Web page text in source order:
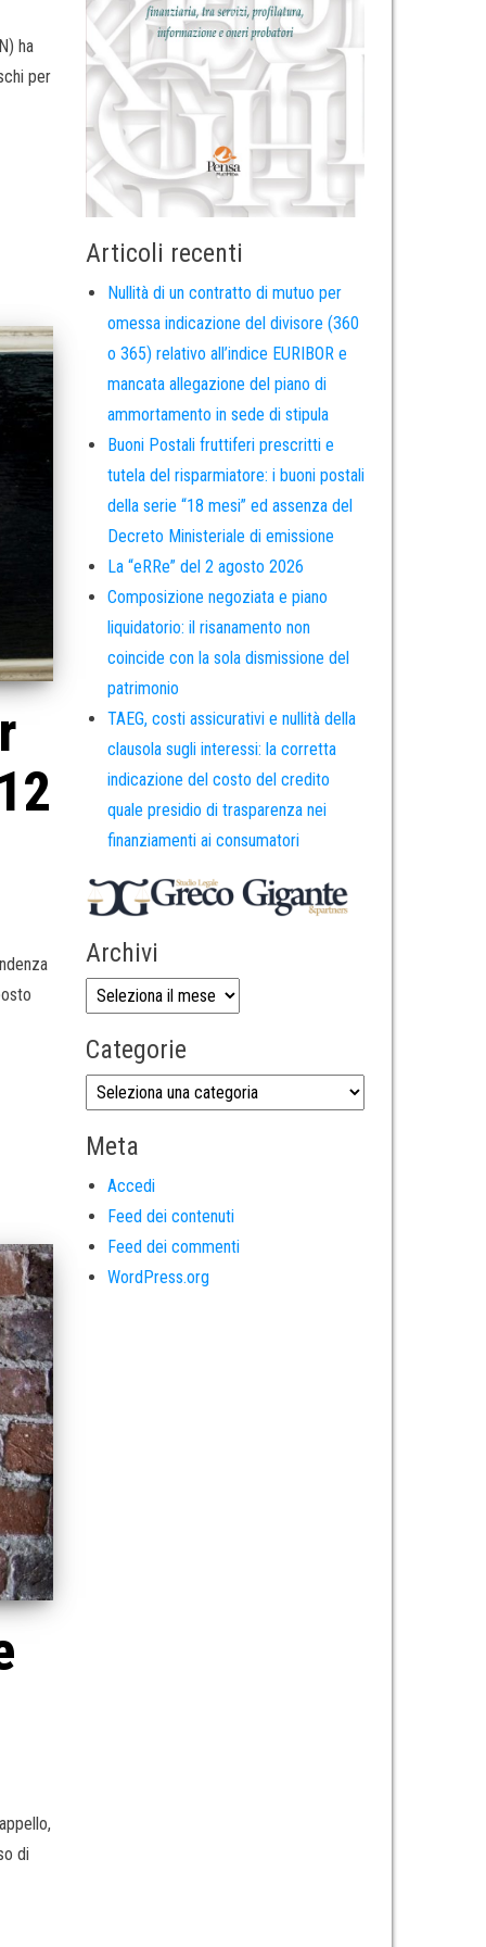
ha
per
di
Articoli recenti
Nullità di un contratto di mutuo per
omessa indicazione del divisore (360
o 365) relativo all’indice EURIBOR e
mancata allegazione del piano di
ammortamento in sede di stipula
Buoni Postali fruttiferi prescritti e
tutela del risparmiatore: i buoni postali
della serie “18 mesi” ed assenza del
Decreto Ministeriale di emissione
La “eRRe” del 2 agosto 2026
Composizione negoziata e piano
liquidatorio: il risanamento non
coincide con la sola dismissione del
patrimonio
TAEG, costi assicurativi e nullità della
clausola sugli interessi: la corretta
indicazione del costo del credito
quale presidio di trasparenza nei
finanziamenti ai consumatori
Archivi
Categorie
Meta
Accedi
Feed dei contenuti
Feed dei commenti
WordPress.org